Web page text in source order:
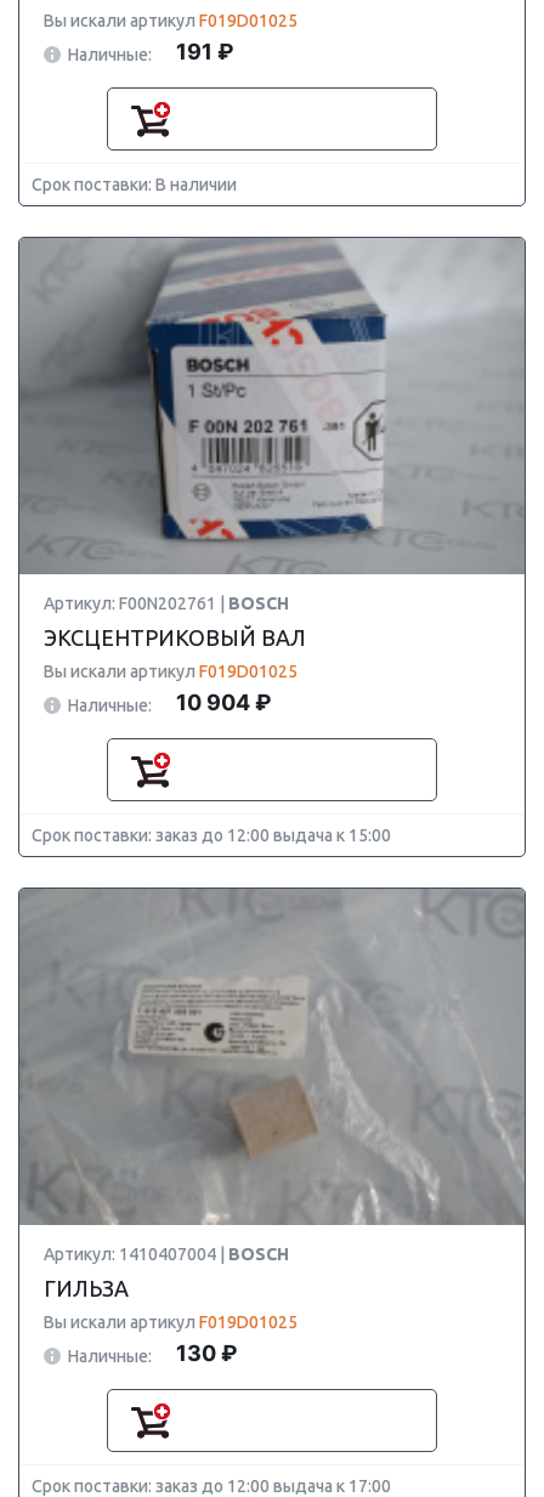
Вы искали артикул F019D01025
Наличные:
191 ₽
Срок поставки: В наличии
Артикул: F00N202761 | BOSCH
ЭКСЦЕНТРИКОВЫЙ ВАЛ
Вы искали артикул F019D01025
Наличные:
10 904 ₽
Срок поставки: заказ до 12:00 выдача к 15:00
Артикул: 1410407004 | BOSCH
ГИЛЬЗА
Вы искали артикул F019D01025
Наличные:
130 ₽
Срок поставки: заказ до 12:00 выдача к 17:00